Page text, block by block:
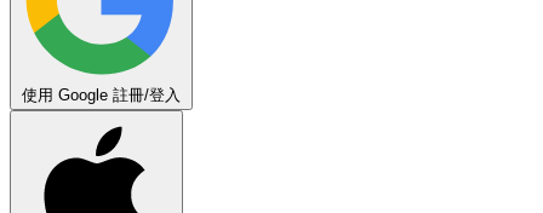
使用 Google 註冊/登入